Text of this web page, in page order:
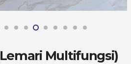
Multifungsi)